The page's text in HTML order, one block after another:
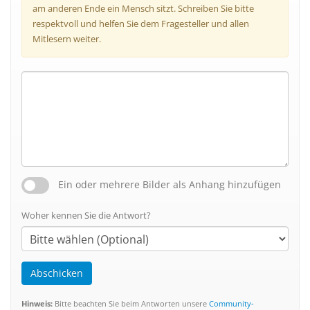
am anderen Ende ein Mensch sitzt. Schreiben Sie bitte
respektvoll und helfen Sie dem Fragesteller und allen
Mitlesern weiter.
Ein oder mehrere Bilder als Anhang hinzufügen
Woher kennen Sie die Antwort?
Abschicken
Hinweis: Bitte beachten Sie beim Antworten unsere Community-